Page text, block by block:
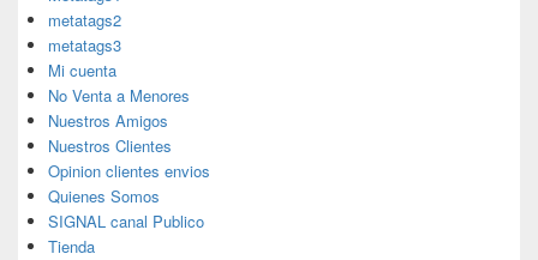
metatags2
metatags3
Mi cuenta
No Venta a Menores
Nuestros Amigos
Nuestros Clientes
Opinion clientes envios
Quienes Somos
SIGNAL canal Publico
Tienda